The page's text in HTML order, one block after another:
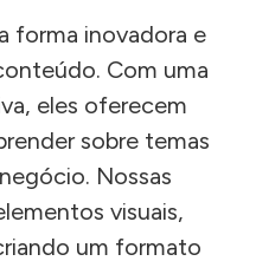
forma inovadora e
Com uma
eles oferecem
sobre temas
Nossas
visuais,
um formato